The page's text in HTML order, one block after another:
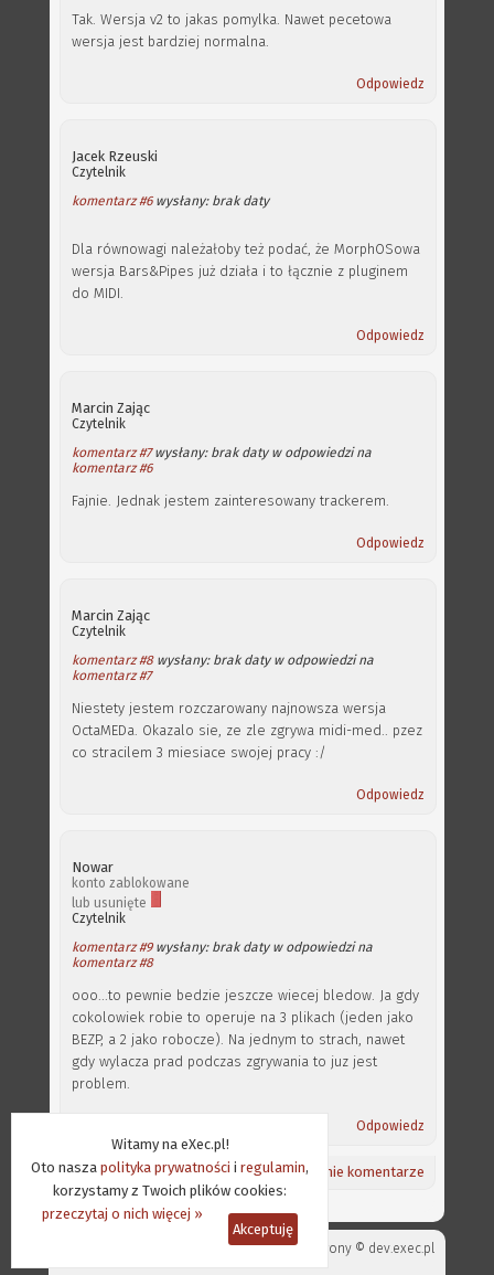
Witamy na eXec.pl!
Oto nasza polityka prywatności i regulamin,
korzystamy z Twoich plików cookies:
przeczytaj o nich więcej »
Akceptuję
Tak. Wersja v2 to jakas pomylka. Nawet pecetowa
wersja jest bardziej normalna.
Odpowiedz
Jacek Rzeuski
Czytelnik
komentarz #6wysłany: brak daty
Dla równowagi należałoby też podać, że MorphOSowa
wersja Bars&Pipes już działa i to łącznie z pluginem
do MIDI.
Odpowiedz
Marcin Zając
Czytelnik
komentarz #7wysłany: brak daty w odpowiedzi na
komentarz #6
Fajnie. Jednak jestem zainteresowany trackerem.
Odpowiedz
Marcin Zając
Czytelnik
komentarz #8wysłany: brak daty w odpowiedzi na
komentarz #7
Niestety jestem rozczarowany najnowsza wersja
OctaMEDa. Okazalo sie, ze zle zgrywa midi-med.. pzez
co stracilem 3 miesiace swojej pracy :/
Odpowiedz
Nowar
konto zablokowane
lub usunięte
Czytelnik
komentarz #9wysłany: brak daty w odpowiedzi na
komentarz #8
ooo...to pewnie bedzie jeszcze wiecej bledow. Ja gdy
cokolowiek robie to operuje na 3 plikach (jeden jako
BEZP, a 2 jako robocze). Na jednym to strach, nawet
gdy wylacza prad podczas zgrywania to juz jest
problem.
Odpowiedz
Powrót na górę ⇑/Aktualności/Ostatnie komentarze
Projekt strony © dev.exec.pl